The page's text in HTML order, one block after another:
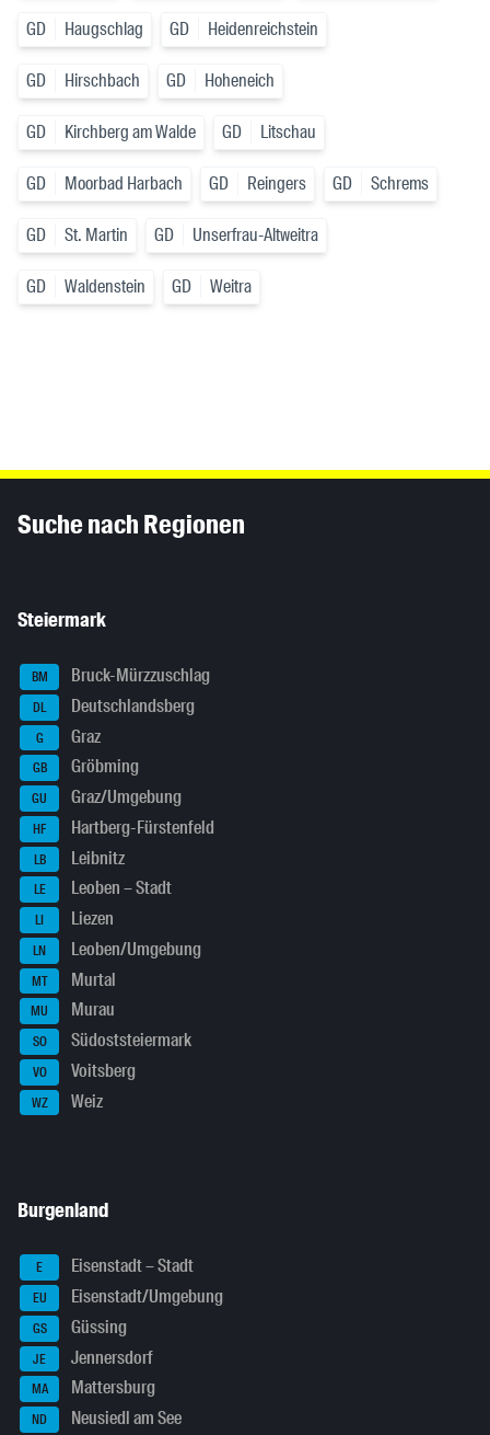
GD Haugschlag GD Heidenreichstein
GD Hirschbach GD Hoheneich
GD Kirchberg am Walde GD Litschau
GD Moorbad Harbach GD Reingers GD Schrems
GD St. Martin GD Unserfrau-Altweitra
GD Waldenstein GD Weitra
Suche nach Regionen
Steiermark
BM Bruck-Mürzzuschlag
DL Deutschlandsberg
G Graz
GB Gröbming
GU Graz/Umgebung
HF Hartberg-Fürstenfeld
LB Leibnitz
LE Leoben – Stadt
LI Liezen
LN Leoben/Umgebung
MT Murtal
MU Murau
SO Südoststeiermark
VO Voitsberg
WZ Weiz
Burgenland
E Eisenstadt – Stadt
EU Eisenstadt/Umgebung
GS Güssing
JE Jennersdorf
MA Mattersburg
ND Neusiedl am See